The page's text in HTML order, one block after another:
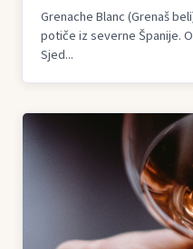
Grenache Blanc (Grenaš
potiče iz severne Španije.
Sjed...